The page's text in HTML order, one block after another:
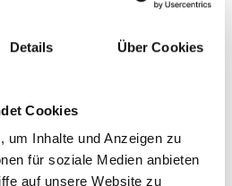
Details Über Cookies
Cookies
um Inhalte und Anzeigen zu
für soziale Medien anbieten
auf unsere Website zu